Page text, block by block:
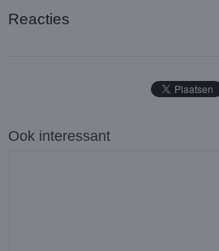
Reacties
Ook interessant